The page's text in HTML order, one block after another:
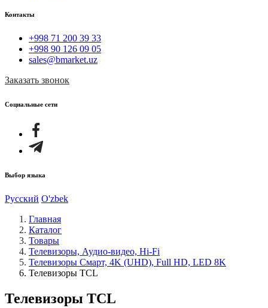
Контакты
+998 71 200 39 33
+998 90 126 09 05
sales@bmarket.uz
Заказать звонок
Социальные сети
Выбор языка
Русский O'zbek
Главная
Каталог
Товары
Телевизоры, Аудио-видео, Hi-Fi
Телевизоры Смарт, 4K (UHD), Full HD, LED 8K
Телевизоры TCL
Телевизоры TCL